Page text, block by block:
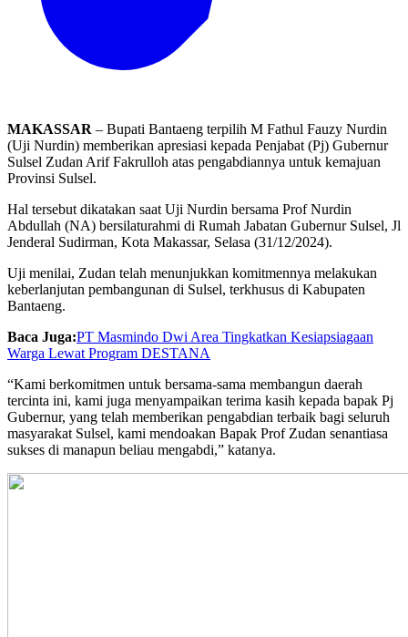
MAKASSAR – Bupati Bantaeng terpilih M Fathul Fauzy Nurdin
(Uji Nurdin) memberikan apresiasi kepada Penjabat (Pj) Gubernur
Sulsel Zudan Arif Fakrulloh atas pengabdiannya untuk kemajuan
Provinsi Sulsel.
Hal tersebut dikatakan saat Uji Nurdin bersama Prof Nurdin
Abdullah (NA) bersilaturahmi di Rumah Jabatan Gubernur Sulsel, Jl
Jenderal Sudirman, Kota Makassar, Selasa (31/12/2024).
Uji menilai, Zudan telah menunjukkan komitmennya melakukan
keberlanjutan pembangunan di Sulsel, terkhusus di Kabupaten
Bantaeng.
Baca Juga:PT Masmindo Dwi Area Tingkatkan Kesiapsiagaan
Warga Lewat Program DESTANA
“Kami berkomitmen untuk bersama-sama membangun daerah
tercinta ini, kami juga menyampaikan terima kasih kepada bapak Pj
Gubernur, yang telah memberikan pengabdian terbaik bagi seluruh
masyarakat Sulsel, kami mendoakan Bapak Prof Zudan senantiasa
sukses di manapun beliau mengabdi,” katanya.